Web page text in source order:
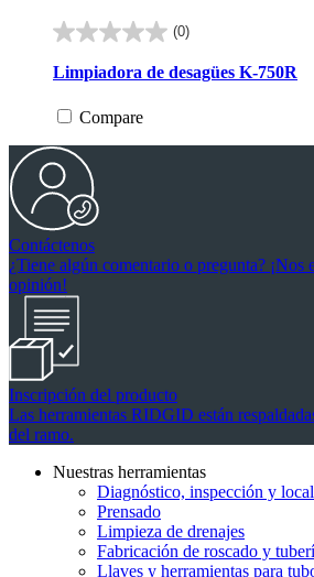
(0)
0.0
5
Limpiadora de desagües K-750R
Compare
Contáctenos
¿Tiene algún comentario o pregunta? ¡Nos
opinión!
Inscripción del producto
Las herramientas RIDGID están
del ramo.
Nuestras herramientas
Diagnóstico, inspección y
Prensado
Limpieza de drenajes
Fabricación de roscado y
Llaves y herramientas para